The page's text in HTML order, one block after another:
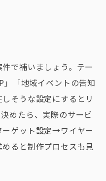
で補いましょう。テー
」「地域イベントの告知
そうな設定にするとリ
めたら、実際のサービ
ゲット設定→ワイヤー
ると制作プロセスも見